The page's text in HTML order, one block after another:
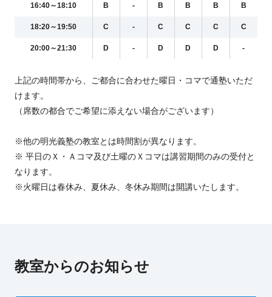
16:40～18:10 B - B B B B
18:20～19:50 C - C C C C
20:00～21:30 D - D D D -
上記の時間帯から、ご都合に合わせた曜日・コマで通塾いただ
けます。
（席数の都合でご希望に添えない場合がございます）
※他の明光義塾の教室とは時間割が異なります。
※ 平日のＸ・Ａコマ及び土曜のＸコマは講習期間のみの受付と
なります。
※火曜日は春休み、夏休み、冬休み期間は開講いたします。
教室からのお知らせ